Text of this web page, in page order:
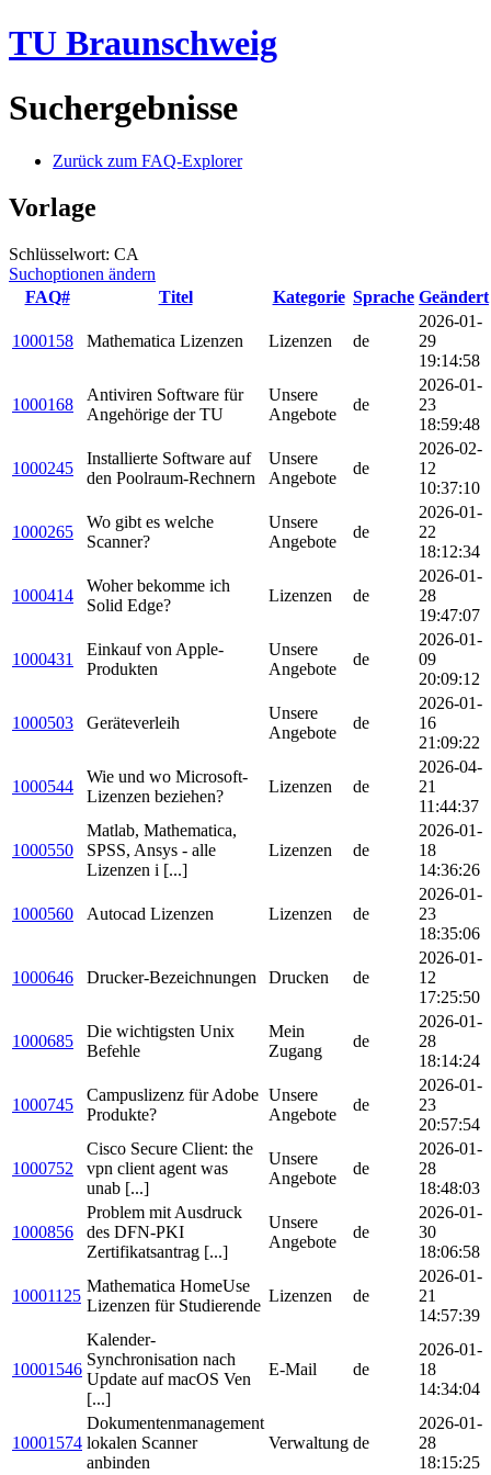
TU Braunschweig
Suchergebnisse
Zurück zum FAQ-Explorer
Vorlage
Schlüsselwort: CA
Suchoptionen ändern
FAQ#
Titel Kategorie Sprache Geändert
1000158 Mathematica Lizenzen Lizenzen de
2026-01-
29
19:14:58
1000168
Antiviren Software für
Angehörige der TU
Unsere
Angebote
de
2026-01-
23
18:59:48
1000245
Installierte Software auf
den Poolraum-Rechnern
Unsere
Angebote
de
2026-02-
12
10:37:10
1000265
Wo gibt es welche
Scanner?
Unsere
Angebote
de
2026-01-
22
18:12:34
1000414
Woher bekomme ich
Solid Edge?
Lizenzen de
2026-01-
28
19:47:07
1000431
Einkauf von Apple-
Produkten
Unsere
Angebote
de
2026-01-
09
20:09:12
1000503 Geräteverleih
Unsere
Angebote
de
2026-01-
16
21:09:22
1000544
Wie und wo Microsoft-
Lizenzen beziehen?
Lizenzen de
2026-04-
21
11:44:37
1000550
Matlab, Mathematica,
SPSS, Ansys - alle
Lizenzen i [...]
Lizenzen de
2026-01-
18
14:36:26
1000560 Autocad Lizenzen Lizenzen de
2026-01-
23
18:35:06
1000646 Drucker-Bezeichnungen Drucken de
2026-01-
12
17:25:50
1000685
Die wichtigsten Unix
Befehle
Mein
Zugang
de
2026-01-
28
18:14:24
1000745
Campuslizenz für Adobe
Produkte?
Unsere
Angebote
de
2026-01-
23
20:57:54
1000752
Cisco Secure Client: the
vpn client agent was
unab [...]
Unsere
Angebote
de
2026-01-
28
18:48:03
1000856
Problem mit Ausdruck
des DFN-PKI
Zertifikatsantrag [...]
Unsere
Angebote
de
2026-01-
30
18:06:58
10001125
Mathematica HomeUse
Lizenzen für Studierende
Lizenzen de
2026-01-
21
14:57:39
10001546
Kalender-
Synchronisation nach
Update auf macOS Ven
[...]
E-Mail de
2026-01-
18
14:34:04
10001574
Dokumentenmanagement
lokalen Scanner
anbinden
Verwaltung de
2026-01-
28
18:15:25